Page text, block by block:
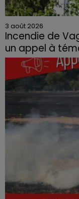
3 août 2026
Incendie de
un appel à
Le feu, parti d'une
quartier
contraint à